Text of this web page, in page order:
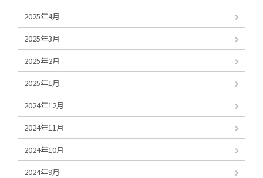
2025年4月
2025年3月
2025年2月
2025年1月
2024年12月
2024年11月
2024年10月
2024年9月